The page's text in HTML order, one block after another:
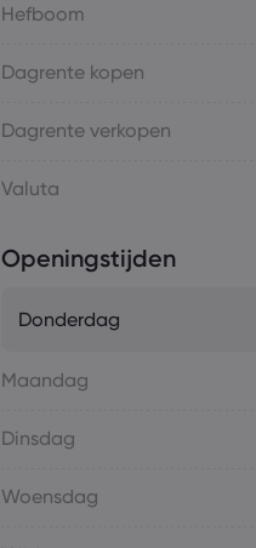
Hefboom
Dagrente kopen
Dagrente verkopen
Valuta
Openingstijden
Donderdag
Maandag
Dinsdag
Woensdag